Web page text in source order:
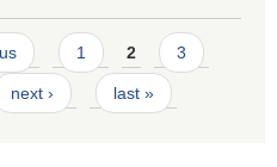
1 2 3
next › last »